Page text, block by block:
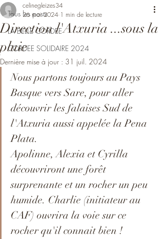
Tous les posts
LA BELLE CORDEE
CORDEE SOLIDAIRE 2024
Direction l'Atxuria ...sous la
pluie
celinegleizes34
26 mai 2024 1 min de lecture
Dernière mise à jour : 31 juil. 2024
Nous partons toujours au Pays
Basque vers Sare, pour aller
découvrir les falaises Sud de
l'Atxuria aussi appelée la Pena
Plata.
Apolinne, Alexia et Cyrilla
découvriront une forêt
surprenante et un rocher un peu
humide. Charlie (initiateur au
CAF) ouvrira la voie sur ce
rocher qu'il connait bien !